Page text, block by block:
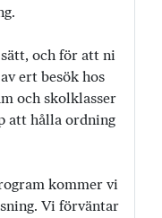
och för att ni
ert besök hos
och skolklasser
att hålla ordning
kommer vi
Vi förväntar